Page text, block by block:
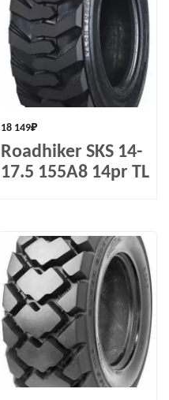
18 149₽
Roadhiker SKS 14-
17.5 155A8 14pr TL